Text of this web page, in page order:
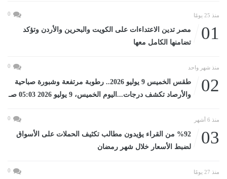
منذ 25 يومًا 0
01
مصر تدين الاعتداءات على الكويت والبحرين والأردن وتؤكد
تضامنها الكامل معها
منذ شهر واحد 0
02
طقس الخميس 9 يوليو 2026.. رطوبة مرتفعة وشبورة صباحية
والأرصاد تكشف درجات...اليوم الخميس، 9 يوليو 2026 05:03 صـ
منذ 6 أشهر 0
03
%92 من القراء يؤيدون مطالب تكثيف الحملات على الأسواق
لضبط الأسعار خلال شهر رمضان
منذ 27 يومًا 0